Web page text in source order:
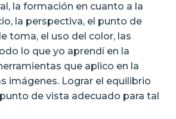
la formación en cuanto a la
la perspectiva, el punto de
toma, el uso del color, las
lo que yo aprendí en la
que aplico en la
imágenes. Lograr el equilibrio
de vista adecuado para tal